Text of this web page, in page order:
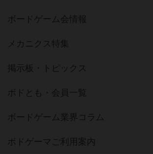
ボードゲーム会情報
メカニクス特集
掲示板・トピックス
ボドとも・会員一覧
ボードゲーム業界コラム
ボドゲーマご利用案内